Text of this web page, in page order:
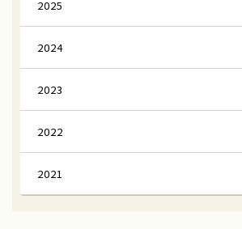
2025
2024
2023
2022
2021